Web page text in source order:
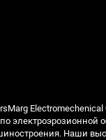
Electromechenical
электроэрозионной
Наши